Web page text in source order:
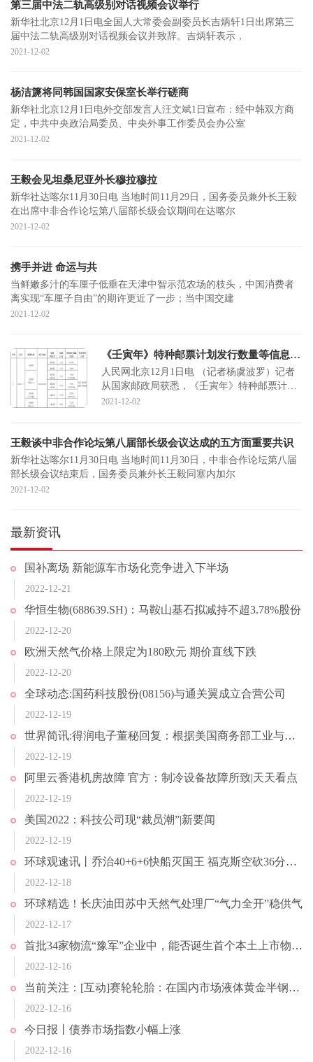
第三届中法二轨高级别对话视频会议举行
新华社北京12月1日电全国人大常委会副委员长吉炳轩1日出席第三
届中法二轨高级别对话视频会议并致辞。吉炳轩表示，
2021-12-02
杨洁篪将同韩国国家安保室长举行磋商
新华社北京12月1日电外交部发言人汪文斌1日宣布：经中韩双方商
定，中共中央政治局委员、中央外事工作委员会办公室
2021-12-02
王毅会见坦桑尼亚外长穆拉穆拉
新华社达喀尔11月30日电 当地时间11月29日，国务委员兼外长王毅
在出席中非合作论坛第八届部长级会议期间在达喀尔
2021-12-02
携手并进 命运与共
当鲜嫩多汁的车厘子低垂在天津中智示范农场的枝头，中国消费者
离实现“车厘子自由”的期许更近了一步；当中国交建
2021-12-02
《壬寅年》特种邮票计划发行数量等信息公布
人民网北京12月1日电 （记者杨虞波罗）记者
从国家邮政局获悉，《壬寅年》特种邮票计划
发行数量、仿印审批目录等
2021-12-02
王毅谈中非合作论坛第八届部长级会议达成的五方面重要共识
新华社达喀尔11月30日电 当地时间11月30日，中非合作论坛第八届
部长级会议结束后，国务委员兼外长王毅同塞内加尔
2021-12-02
最新资讯
国补离场 新能源车市场化竞争进入下半场
2022-12-21
华恒生物(688639.SH)：马鞍山基石拟减持不超3.78%股份
2022-12-20
欧洲天然气价格上限定为180欧元 期价直线下跌
2022-12-20
全球动态:国药科技股份(08156)与通关翼成立合营公司
2022-12-19
世界简讯:得润电子董秘回复：根据美国商务部工业与安全局官方网站近日发布的消息
2022-12-19
阿里云香港机房故障 官方：制冷设备故障所致|天天看点
2022-12-19
美国2022：科技公司现“裁员潮”|新要闻
2022-12-19
环球观速讯丨乔治40+6+6快船灭国王 福克斯空砍36分小卡轮休
2022-12-18
环球精选！长庆油田苏中天然气处理厂“气力全开”稳供气
2022-12-17
首批34家物流“豫军”企业中，能否诞生首个本土上市物流企业
2022-12-16
当前关注：[互动]赛轮轮胎：在国内市场液体黄金半钢轮胎目前仅在线上销售，下一步将在线下全面推广
2022-12-16
今日报丨债券市场指数小幅上涨
2022-12-16